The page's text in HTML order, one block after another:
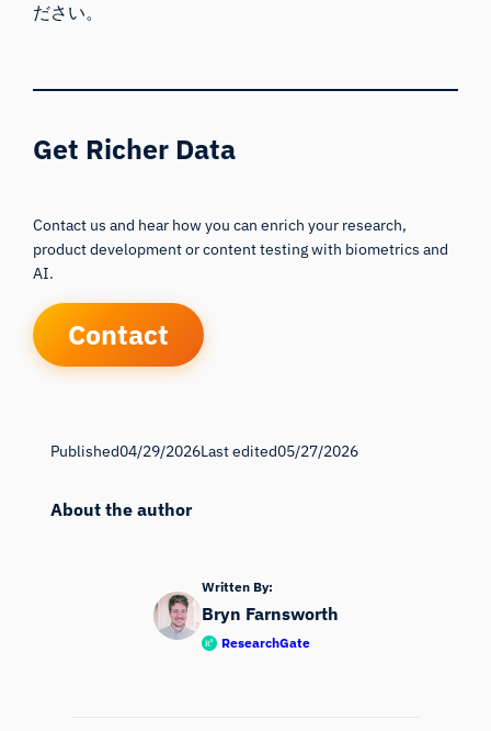
ださい。
Get Richer Data
Contact us and hear how you can enrich your research,
product development or content testing with biometrics and
AI.
Contact
Published04/29/2026Last edited05/27/2026
About the author
Written By:
Bryn Farnsworth
ResearchGate